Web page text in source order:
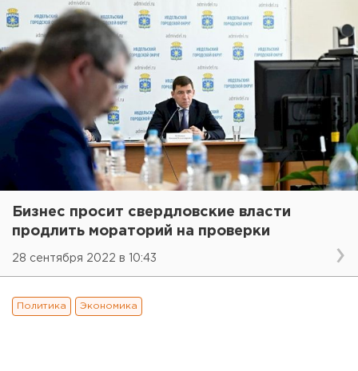
Бизнес просит свердловские власти
продлить мораторий на проверки
28 сентября 2022 в 10:43
Политика Экономика